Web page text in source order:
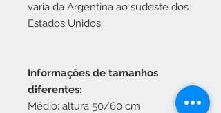
varia da Argentina ao sudeste dos
Estados Unidos.
Informações de tamanhos
diferentes:
Médio: altura 50/60 cm